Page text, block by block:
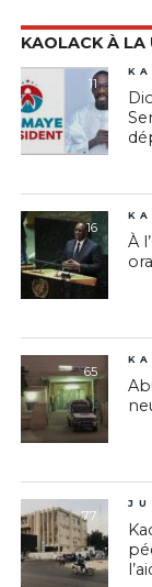
KAOLACK À LA
11
16
À
65
77